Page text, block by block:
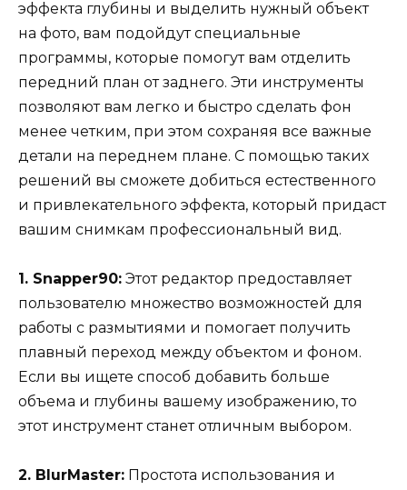
эффекта глубины и выделить нужный объект
на фото, вам подойдут специальные
программы, которые помогут вам отделить
передний план от заднего. Эти инструменты
позволяют вам легко и быстро сделать фон
менее четким, при этом сохраняя все важные
детали на переднем плане. С помощью таких
решений вы сможете добиться естественного
и привлекательного эффекта, который придаст
вашим снимкам профессиональный вид.
1. Snapper90: Этот редактор предоставляет
пользователю множество возможностей для
работы с размытиями и помогает получить
плавный переход между объектом и фоном.
Если вы ищете способ добавить больше
объема и глубины вашему изображению, то
этот инструмент станет отличным выбором.
2. BlurMaster: Простота использования и